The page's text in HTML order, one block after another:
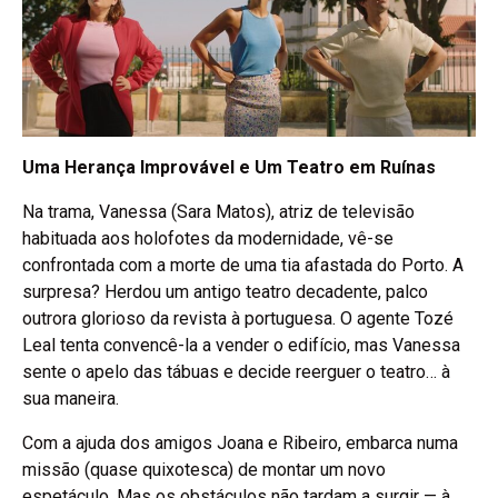
Uma Herança Improvável e Um Teatro em Ruínas
Na trama, Vanessa (Sara Matos), atriz de televisão
habituada aos holofotes da modernidade, vê-se
confrontada com a morte de uma tia afastada do Porto. A
surpresa? Herdou um antigo teatro decadente, palco
outrora glorioso da revista à portuguesa. O agente Tozé
Leal tenta convencê-la a vender o edifício, mas Vanessa
sente o apelo das tábuas e decide reerguer o teatro… à
sua maneira.
Com a ajuda dos amigos Joana e Ribeiro, embarca numa
missão (quase quixotesca) de montar um novo